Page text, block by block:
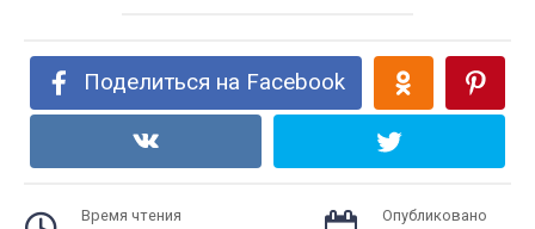
Поделиться на Facebook
Время чтения Опубликовано